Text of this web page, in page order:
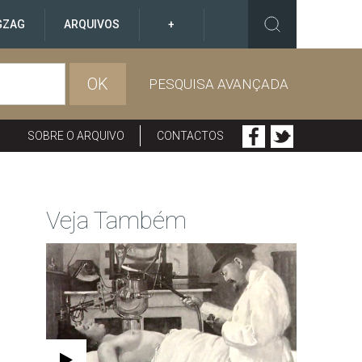
ARQUIVOS +
OK PESQUISA AVANÇADA
SOBRE O ARQUIVO CONTACTOS
Veja Também